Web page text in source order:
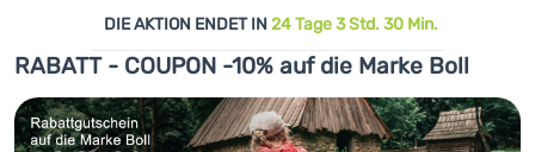
DIE AKTION ENDET IN 24 Tage 3 Std. 30 Min.
RABATT - COUPON -10% auf die Marke Boll